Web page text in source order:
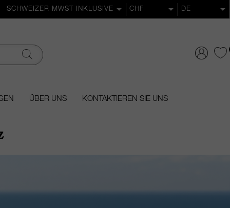
ÜBER UNS KONTAKTIEREN SIE UNS